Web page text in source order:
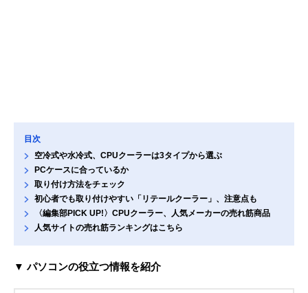
目次
空冷式や水冷式、CPUクーラーは3タイプから選ぶ
PCケースに合っているか
取り付け方法をチェック
初心者でも取り付けやすい「リテールクーラー」、注意点も
〈編集部PICK UP!〉CPUクーラー、人気メーカーの売れ筋商品
人気サイトの売れ筋ランキングはこちら
▼ パソコンの役立つ情報を紹介